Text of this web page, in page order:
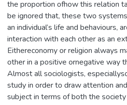
the proportion ofhow this relation
be ignored that, these two
an individual’s life and behaviours,
interaction with each other as an
Eithereconomy or religion always
other in a positive ornegative way
Almost all sociologists,
study in order to draw attention
subject in terms of both the society